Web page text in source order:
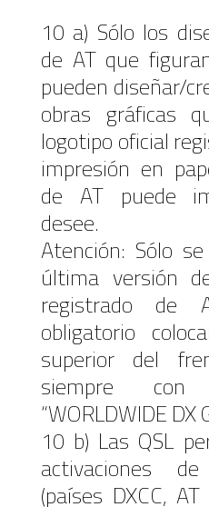
10 a) Sólo los
de AT que
pueden diseñar/
obras gráficas
logotipo oficial
impresión en
de AT puede
desee.
Atención: Sólo
última versión
registrado
obligatorio
superior del
siempre
“WORLDWIDE DX
10 b) Las QSL
activaciones
(países DXCC, AT